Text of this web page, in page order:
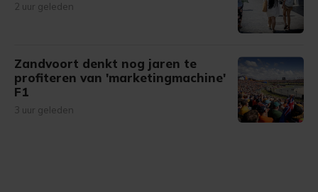
2 uur geleden
Zandvoort denkt nog jaren te
profiteren van 'marketingmachine'
F1
3 uur geleden